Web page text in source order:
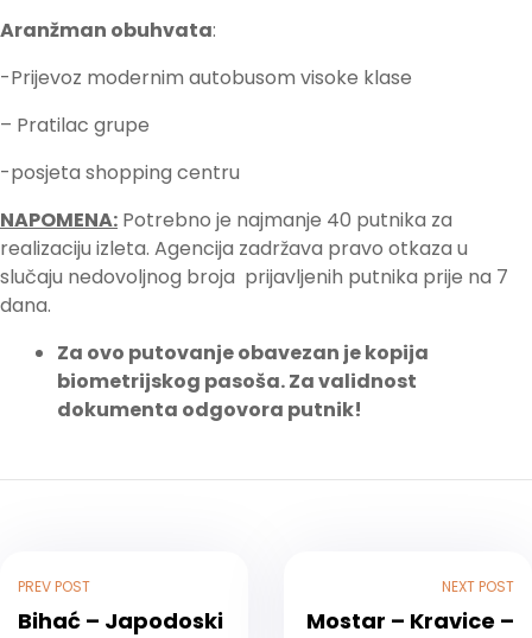
Aranžman obuhvata:
-Prijevoz modernim autobusom visoke klase
– Pratilac grupe
-posjeta shopping centru
NAPOMENA: Potrebno je najmanje 40 putnika za
realizaciju izleta. Agencija zadržava pravo otkaza u
slučaju nedovoljnog broja prijavljenih putnika prije na 7
dana.
Za ovo putovanje obavezan je kopija
biometrijskog pasoša. Za validnost
dokumenta odgovora putnik!
PREV POST
Bihać – Japodoski
NEXT POST
Mostar – Kravice –